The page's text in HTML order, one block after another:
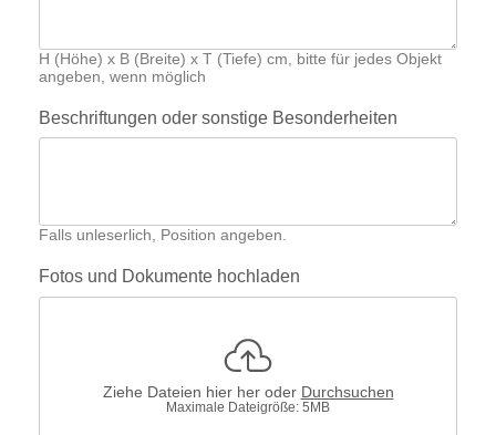
H (Höhe) x B (Breite) x T (Tiefe) cm, bitte für jedes Objekt
angeben, wenn möglich
Beschriftungen oder sonstige Besonderheiten
Falls unleserlich, Position angeben.
Fotos und Dokumente hochladen
Ziehe Dateien hier her oder Durchsuchen
Maximale Dateigröße: 5MB